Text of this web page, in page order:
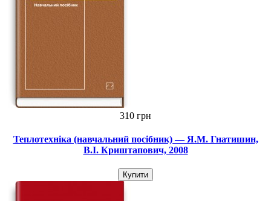
310 грн
Теплотехніка (навчальний посібник) — Я.М. Гнатишин,
В.І. Криштапович, 2008
Купити